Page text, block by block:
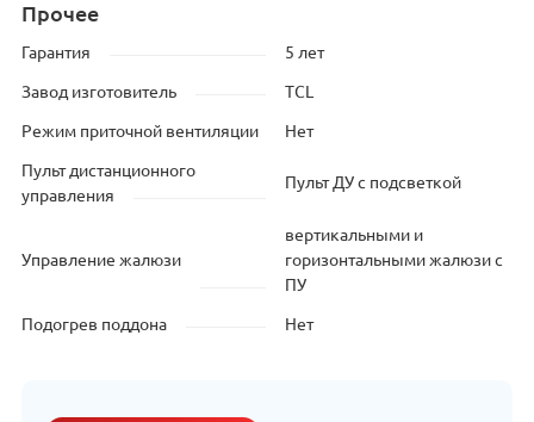
Прочее
Гарантия 5 лет
Завод изготовитель TCL
Режим приточной вентиляции Нет
Пульт дистанционного
управления
Пульт ДУ с подсветкой
Управление жалюзи
вертикальными и
горизонтальными жалюзи с
ПУ
Подогрев поддона Нет